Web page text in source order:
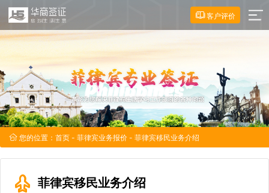
客户评价
您的位置： 首页 - 菲律宾业务报价 - 菲律宾移民业务介绍
菲律宾移民业务介绍